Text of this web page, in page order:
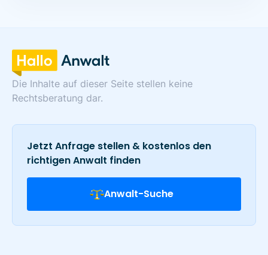
Die Inhalte auf dieser Seite stellen keine
Rechtsberatung dar.
Jetzt Anfrage stellen & kostenlos den
richtigen Anwalt finden
Anwalt-Suche